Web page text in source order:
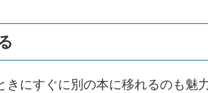
きにすぐに別の本に移れるのも魅